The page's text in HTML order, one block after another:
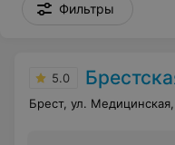
Фильтры
5.0
Брест, ул.